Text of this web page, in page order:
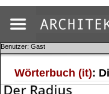
Benutzer: Gast
Wörterbuch (it):